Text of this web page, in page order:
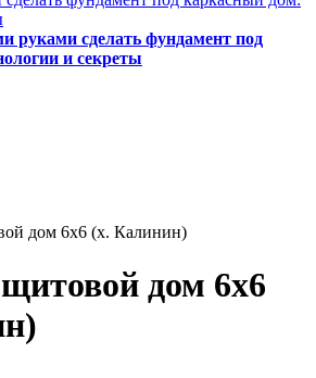
руками сделать фундамент под
и секреты
дом 6х6 (х. Калинин)
дом 6х6